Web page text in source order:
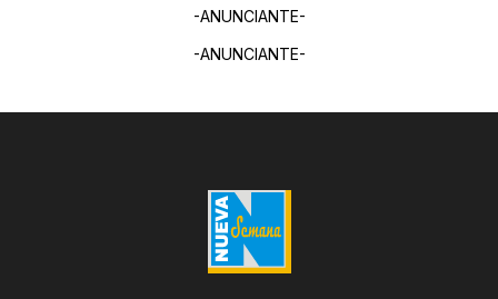
-ANUNCIANTE-
-ANUNCIANTE-